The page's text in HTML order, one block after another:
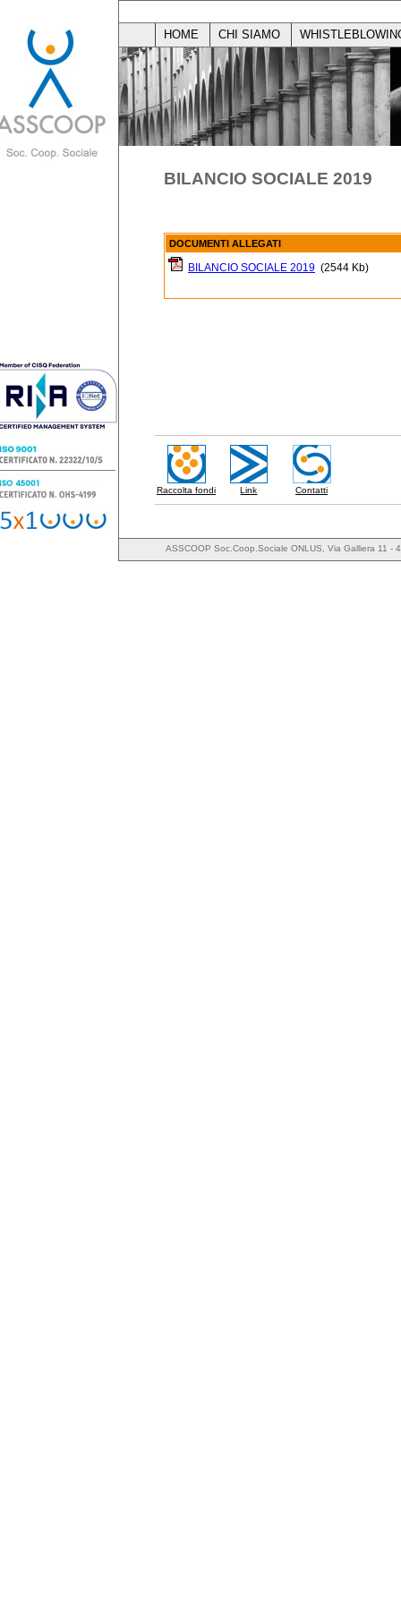
HOME CHI SIAMO
BILANCIO SOCIALE 2019
DOCUMENTI ALLEGATI
BILANCIO SOCIALE 2019 (2544 Kb)
Raccolta fondi Link Contatti
ASSCOOP Soc.Coop.Sociale ONLUS, Via Galliera 11 -